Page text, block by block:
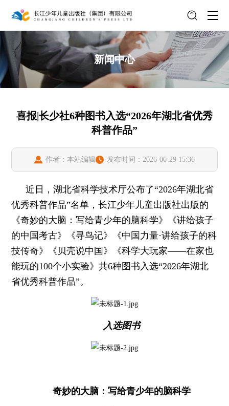
新闻中心
喜报|长少社6种图书入选“2026年湖北省优秀
科普作品”
作者：本站编辑 发布时间：2026-06-29 15:36
近日，湖北省科学技术厅公布了“2026年湖北省
优秀科普作品”名单，长江少年儿童出版社出版的
《奇妙的大脑：写给青少年的脑科学》《讲给孩子
的中国考古》《寻鸟记》《中国力量·讲给孩子的科
技传奇》《贝壳说中国》《科学大玩家——在家也
能玩的100个小实验》共6种图书入选“2026年湖北
省优秀科普作品”。
入选图书
奇妙的大脑：写给青少年的脑科学